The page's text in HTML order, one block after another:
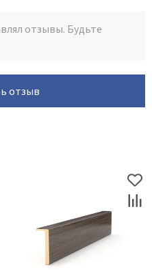
отзывы. Будьте
отзыв